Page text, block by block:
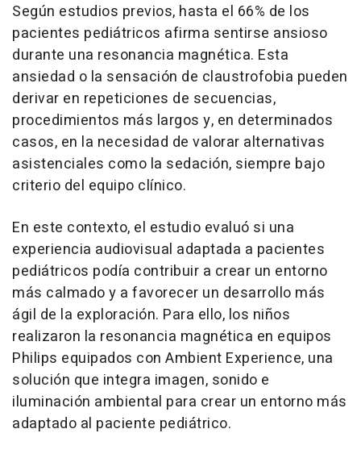
Según estudios previos, hasta el 66% de los
pacientes pediátricos afirma sentirse ansioso
durante una resonancia magnética. Esta
ansiedad o la sensación de claustrofobia pueden
derivar en repeticiones de secuencias,
procedimientos más largos y, en determinados
casos, en la necesidad de valorar alternativas
asistenciales como la sedación, siempre bajo
criterio del equipo clínico.
En este contexto, el estudio evaluó si una
experiencia audiovisual adaptada a pacientes
pediátricos podía contribuir a crear un entorno
más calmado y a favorecer un desarrollo más
ágil de la exploración. Para ello, los niños
realizaron la resonancia magnética en equipos
Philips equipados con Ambient Experience, una
solución que integra imagen, sonido e
iluminación ambiental para crear un entorno más
adaptado al paciente pediátrico.